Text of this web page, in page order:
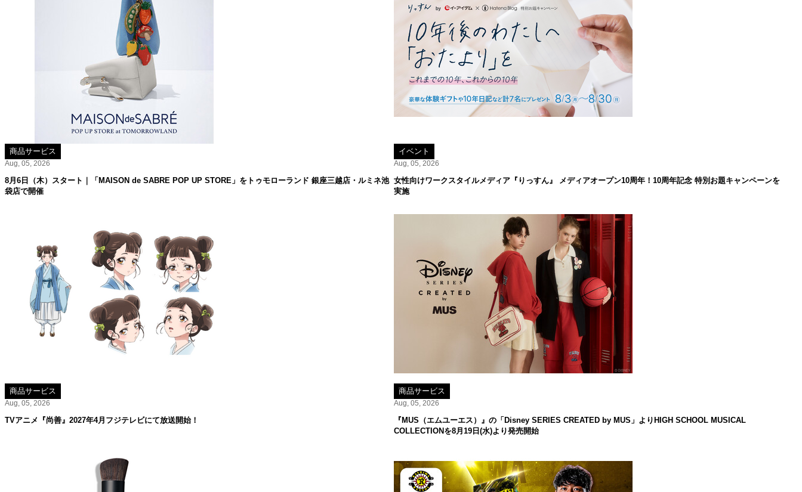
商品サービス
Aug, 05, 2026
8月6日（木）スタート｜「MAISON de SABRE POP UP STORE」をトゥモローランド 銀座三越店・ルミネ池
袋店で開催
イベント
Aug, 05, 2026
女性向けワークスタイルメディア『りっすん』 メディアオープン10周年！10周年記念 特別お題キャンペーンを
実施
商品サービス
Aug, 05, 2026
TVアニメ『尚善』2027年4月フジテレビにて放送開始！
商品サービス
Aug, 05, 2026
『MUS（エムユーエス）』の「Disney SERIES CREATED by MUS」よりHIGH SCHOOL MUSICAL
COLLECTIONを8月19日(水)より発売開始